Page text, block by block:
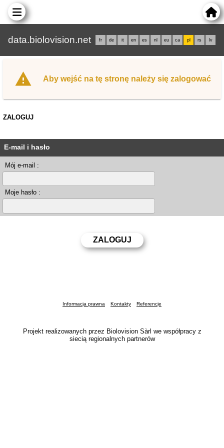
data.biolovision.net fr de it en es nl eu ca pl rs lv
Aby wejść na tę stronę należy się zalogować
ZALOGUJ
E-mail i hasło
Mój e-mail :
Moje hasło :
Informacja prawna Kontakty Referencje
Projekt realizowanych przez Biolovision Sàrl we współpracy z
siecią regionalnych partnerów